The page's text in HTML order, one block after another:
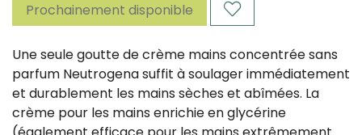
Prochainement disponible
Une seule goutte de crème mains concentrée sans
parfum Neutrogena suffit à soulager immédiatement
et durablement les mains sèches et abîmées. La
crème pour les mains enrichie en glycérine